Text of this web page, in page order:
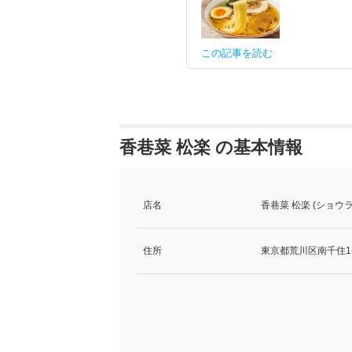
この記事を読む
香巷菜 松楽 の基本情報
店名 香巷菜 松楽 (ショウ
住所 東京都荒川区南千住